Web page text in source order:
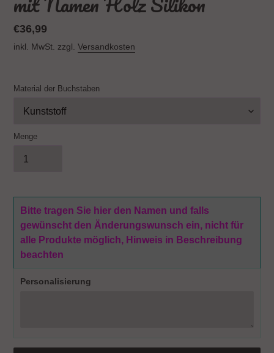
Normaler
Preis
€36,99
inkl. MwSt. zzgl. Versandkosten
Material der Buchstaben
Menge
Bitte tragen Sie hier den Namen und falls
gewünscht den Änderungswunsch ein, nicht für
alle Produkte möglich, Hinweis in Beschreibung
beachten
Personalisierung